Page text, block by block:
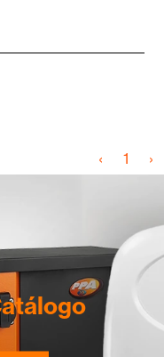
‹ 1 ›